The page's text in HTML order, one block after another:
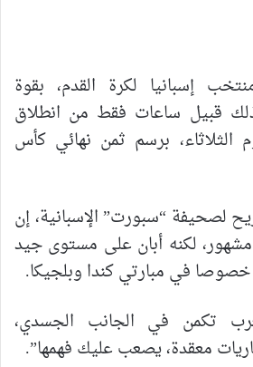
إسبانيا لكرة القدم، بقوة
قبيل ساعات فقط من انطلاق
الثلاثاء، برسم ثمن نهائي كأس
لصحيفة “سبورت” الإسبانية، إن
لكنه أبان على مستوى جيد
في مبارتي كندا وبلجيكا.
تكمن في الجانب الجسدي،
معقدة، يصعب عليك فهمها”.